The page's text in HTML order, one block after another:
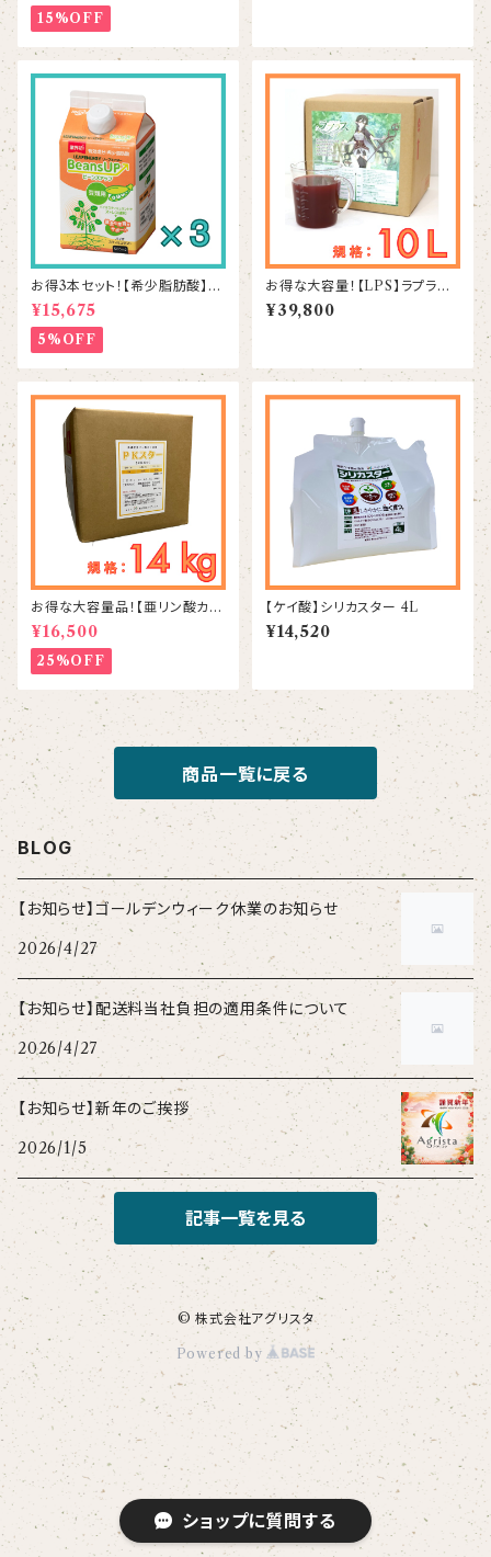
ショップに質問する
15%OFF
お得3本セット！【希少脂肪酸】ビ
ーンズアップ 500mL×3本
¥15,675
5%OFF
お得な大容量！【LPS】ラプラス
10L
¥39,800
お得な大容量品！【亜リン酸カ
リ】PKスター 14kg
¥16,500
25%OFF
【ケイ酸】シリカスター 4L
¥14,520
商品一覧に戻る
BLOG
【お知らせ】ゴールデンウィーク休業のお知らせ
2026/4/27
【お知らせ】配送料当社負担の適用条件について
2026/4/27
【お知らせ】新年のご挨拶
2026/1/5
記事一覧を見る
© 株式会社アグリスタ
Powered by